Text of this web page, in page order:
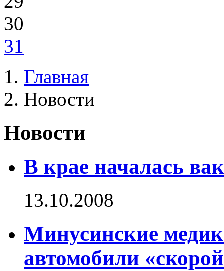
30
31
Главная
Новости
Новости
В крае началась
13.10.2008
Минусинские
автомобили